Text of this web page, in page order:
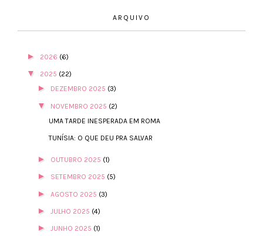
ARQUIVO
► 2026 (6)
▼ 2025 (22)
► DEZEMBRO 2025 (3)
▼ NOVEMBRO 2025 (2)
UMA TARDE INESPERADA EM ROMA
TUNÍSIA: O QUE DEU PRA SALVAR
► OUTUBRO 2025 (1)
► SETEMBRO 2025 (5)
► AGOSTO 2025 (3)
► JULHO 2025 (4)
► JUNHO 2025 (1)